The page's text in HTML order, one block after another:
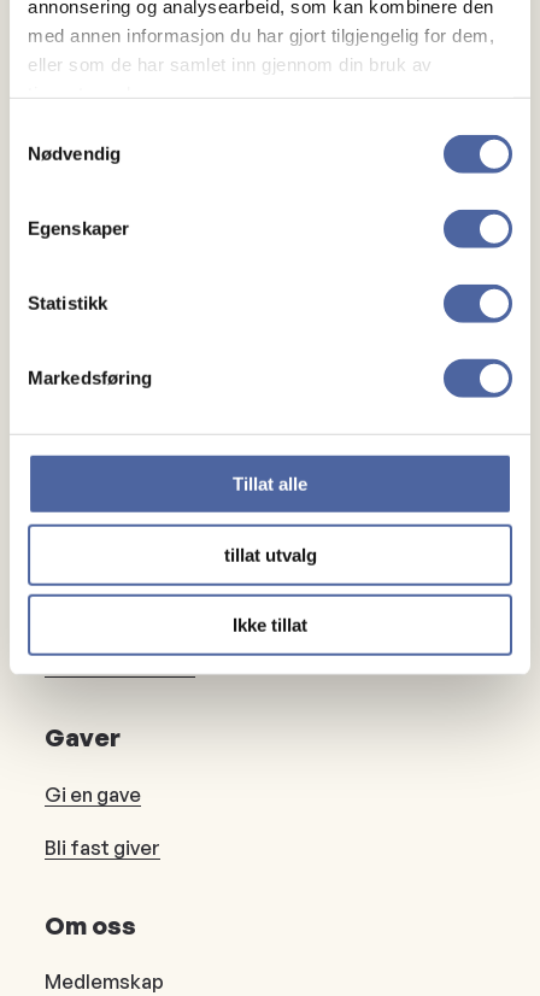
annonsering og analysearbeid, som kan kombinere den
med annen informasjon du har gjort tilgjengelig for dem,
eller som de har samlet inn gjennom din bruk av
Nødvendig
Egenskaper
Statistikk
Markedsføring
Tillat alle
tillat utvalg
Ikke tillat
Kari Lene Valestrand
Trude Veronica Estensen
Om MS
Lokalforeninger
Gaver
Gi en gave
Bli fast giver
Om oss
Medlemskap